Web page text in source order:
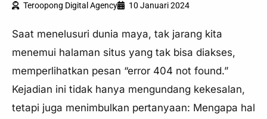
Teroopong Digital Agency 10 Januari 2024
Saat menelusuri dunia maya, tak jarang kita
menemui halaman situs yang tak bisa diakses,
memperlihatkan pesan “error 404 not found.”
Kejadian ini tidak hanya mengundang kekesalan,
tetapi juga menimbulkan pertanyaan: Mengapa hal